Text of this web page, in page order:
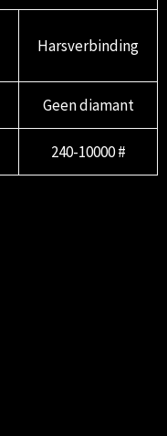
Harsverbinding
Geen diamant
240-10000 #